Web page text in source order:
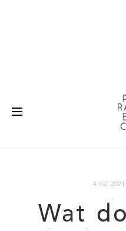
4 mei 2021
Wat